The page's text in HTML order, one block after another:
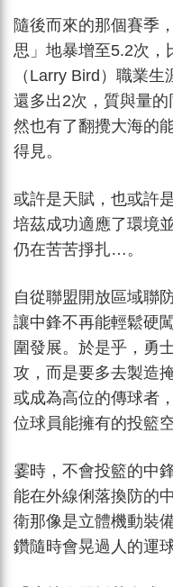
隨後而來的那個賽季
思」地暴增至5.2次，
（Larry Bird）職業
還多出2次，質與量
然也有了翻攪大海的
得見。
或許是天賦，也或許
培茲成功適應了環境
仍在苦苦掙扎…。
自從聯盟開放區域聯
讓中鋒不再能輕鬆硬
圍發展。於是乎，勇
攻，而是要多去製造
或成為高位的傳球者
位球員能擁有的投籃空
霎時，不會投籃的中
能在外線俐落換防的
衛那像是立體機動裝
鑽隨時會晃過人的運球